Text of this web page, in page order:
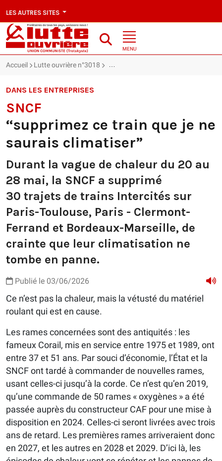
LES AUTRES SITES
MENU
Accueil Lutte ouvrière n°3018 SNCF : “supprimez ce train que je ne
DANS LES ENTREPRISES
SNCF
“supprimez ce train que je ne
saurais climatiser”
Durant la vague de chaleur du 20 au
28 mai, la SNCF a supprimé
30 trajets de trains Intercités sur
Paris-Toulouse, Paris - Clermont-
Ferrand et Bordeaux-Marseille, de
crainte que leur climatisation ne
tombe en panne.
Publié le 03/06/2026
Ce n’est pas la chaleur, mais la vétusté du matériel
roulant qui est en cause.
Les rames concernées sont des antiquités : les
fameux Corail, mis en service entre 1975 et 1989, ont
entre 37 et 51 ans. Par souci d’économie, l’État et la
SNCF ont tardé à commander de nouvelles rames,
usant celles-ci jusqu’à la corde. Ce n’est qu’en 2019,
qu’une commande de 50 rames « oxygènes » a été
passée auprès du constructeur CAF pour une mise à
disposition en 2024. Celles-ci seront livrées avec trois
ans de retard. Les premières rames arriveraient donc
en 2027, et les autres en 2028 et 2029. D’ici là, les